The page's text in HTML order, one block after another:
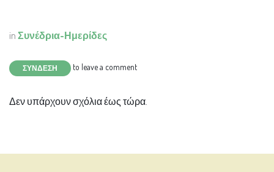
in Συνέδρια-Ημερίδες
ΣΎΝΔΕΣΗ to leave a comment
Δεν υπάρχουν σχόλια έως τώρα.